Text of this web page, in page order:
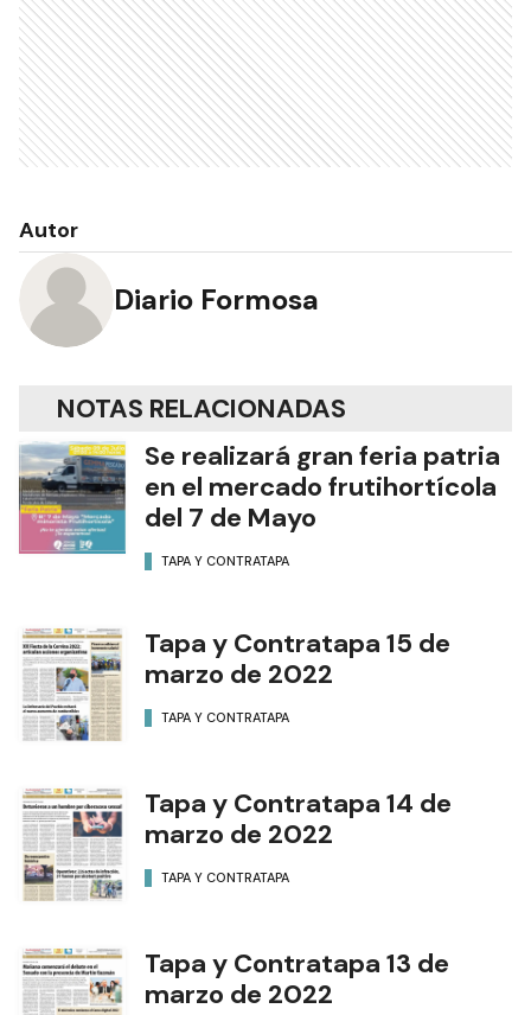
Autor
Diario Formosa
NOTAS RELACIONADAS
Se realizará gran feria patria
en el mercado frutihortícola
del 7 de Mayo
TAPA Y CONTRATAPA
Tapa y Contratapa 15 de
marzo de 2022
TAPA Y CONTRATAPA
Tapa y Contratapa 14 de
marzo de 2022
TAPA Y CONTRATAPA
Tapa y Contratapa 13 de
marzo de 2022